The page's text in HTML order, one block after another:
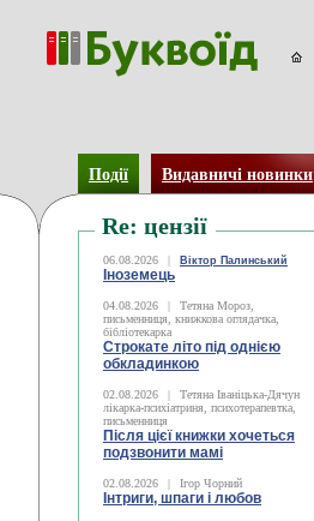
Події Видавничі новинки
Re: цензії
06.08.2026 | Віктор Палинський
Іноземець
04.08.2026 |
Тетяна Мороз,
письменниця, книжкова оглядачка,
бібліотекарка
Строкате літо під однією
обкладинкою
02.08.2026 |
Тетяна Іваніцька-Дячун
лікарка-психіатриня, психотерапевтка,
письменниця
Після цієї книжки хочеться
подзвонити мамі
02.08.2026 | Ігор Чорний
Інтриги, шпаги і любов